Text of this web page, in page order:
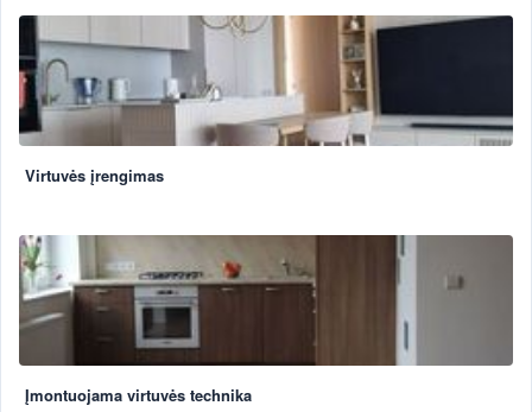
Virtuvės įrengimas
Įmontuojama virtuvės technika